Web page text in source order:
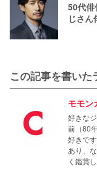
50代俳
じさん
この記事を書いた
モモン
好きな
前（80
好きで
あり、
く鑑賞